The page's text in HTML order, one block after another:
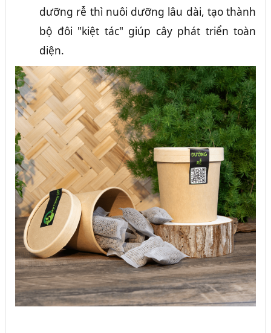
dưỡng rễ thì nuôi dưỡng lâu dài, tạo thành
bộ đôi "kiệt tác" giúp cây phát triển toàn
diện.